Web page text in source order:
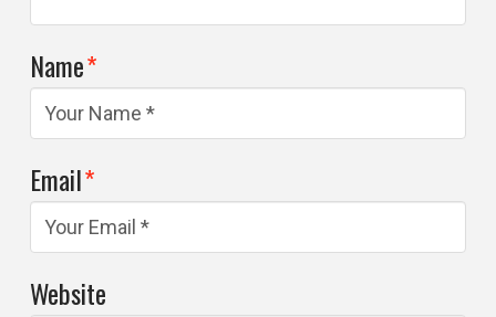
Name*
Email*
Website